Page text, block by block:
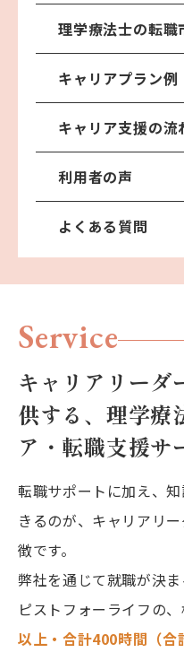
理学療法士の転職
キャリアプラン例
キャリア支援の流
利用者の声
よくある質問
Service
キャリアリーダ
供する、 理学療
ア・転職支援サ
転職サポートに加え、
きるのが、キャリアリ
徴です。
弊社を通じて就職が決
ピストフォーライフの
以上・合計400時間（